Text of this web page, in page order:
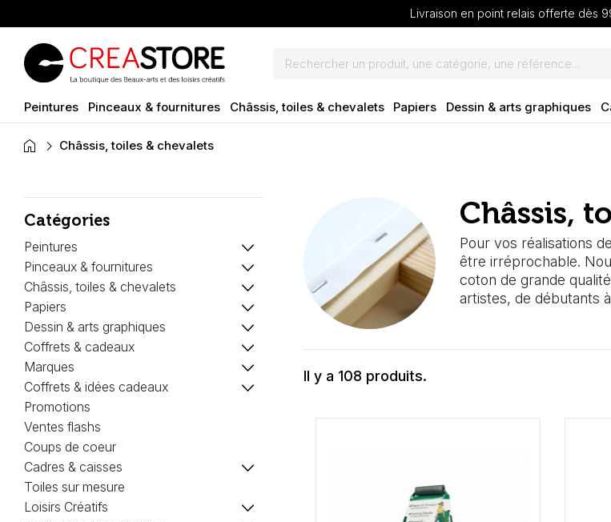
Livraison en point relais offerte dès
Peintures Pinceaux & fournitures Châssis, toiles & chevalets Papiers Dessin & arts graphiques
home Châssis, toiles & chevalets
Catégories
Peintures keyboard_arrow_down
Pinceaux & fournitures keyboard_arrow_down
Châssis, toiles & chevalets keyboard_arrow_down
Papiers keyboard_arrow_down
Dessin & arts graphiques keyboard_arrow_down
Coffrets & cadeaux keyboard_arrow_down
Marques keyboard_arrow_down
Coffrets & idées cadeaux keyboard_arrow_down
Promotions
Ventes flashs
Coups de coeur
Cadres & caisses
keyboard_arrow_down
Toiles sur mesure
Loisirs Créatifs
keyboard_arrow_down
Châssis,
Pour vos réalisations
être irréprochable.
coton de grande
artistes, de débutants
Il y a 108 produits.